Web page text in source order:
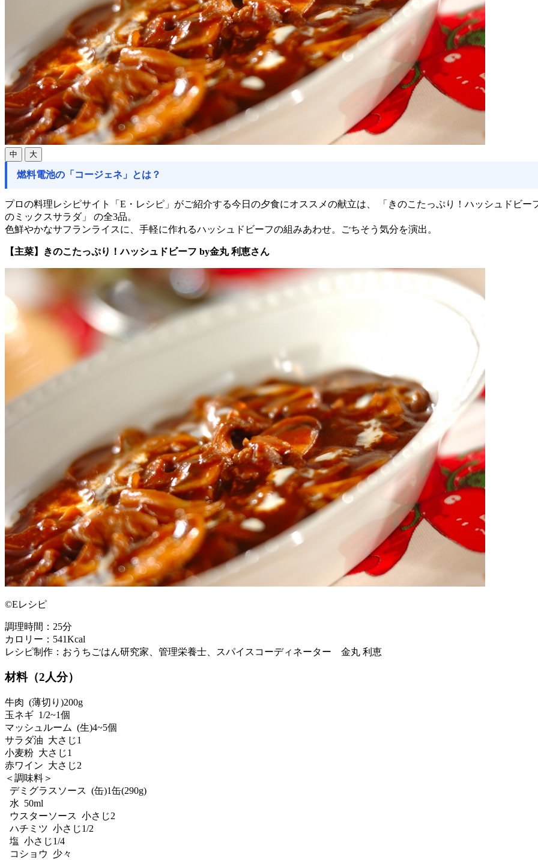
中 大
燃料電池の「コージェネ」とは？
プロの料理レシピサイト「E・レシピ」がご紹介する今日の夕食にオススメの献立は、 「きのこたっぷり！ハッシュドビ
のミックスサラダ」 の全3品。
色鮮やかなサフランライスに、手軽に作れるハッシュドビーフの組みあわせ。ごちそう気分を演出。
【主菜】きのこたっぷり！ハッシュドビーフ by金丸 利恵さん
©Eレシピ
調理時間：25分
カロリー：541Kcal
レシピ制作：おうちごはん研究家、管理栄養士、スパイスコーディネーター 金丸 利恵
材料（2人分）
牛肉 (薄切り)200g
玉ネギ 1/2~1個
マッシュルーム (生)4~5個
サラダ油 大さじ1
小麦粉 大さじ1
赤ワイン 大さじ2
＜調味料＞
デミグラスソース (缶)1缶(290g)
水 50ml
ウスターソース 小さじ2
ハチミツ 小さじ1/2
塩 小さじ1/4
コショウ 少々